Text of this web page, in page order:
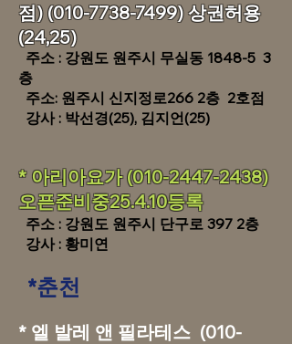
점)(010-7738-7499)상권허용
(24,25)
​ 주소 : 강원도 원주시 무실동 1848-5 3
층
주소: 원주시 신지정로266 2층 2호점
​강사 : 박선경(25), 김지언(25)
​​​* 아리아요가(010-2447-2438)
오픈준비중25.4.10등록
​ 주소 : 강원도 원주시 단구로 397 2층
​강사 : 황미연
*춘천
​​* 엘 발레 앤 필라테스 (010-